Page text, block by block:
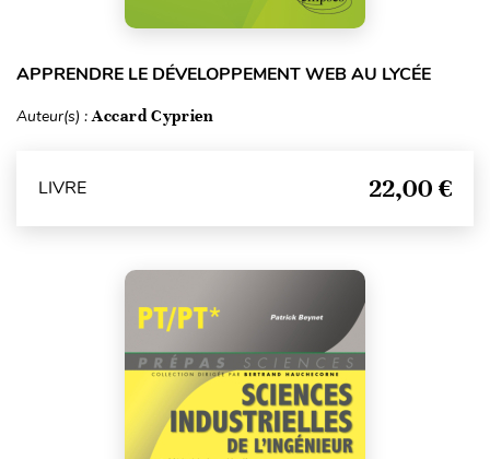
APPRENDRE LE DÉVELOPPEMENT WEB AU LYCÉE
Auteur(s) :Accard Cyprien
LIVRE 22,00 €